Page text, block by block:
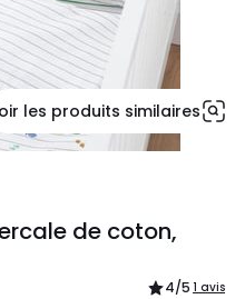
les produits similaires
de coton,
4/5 1 avis